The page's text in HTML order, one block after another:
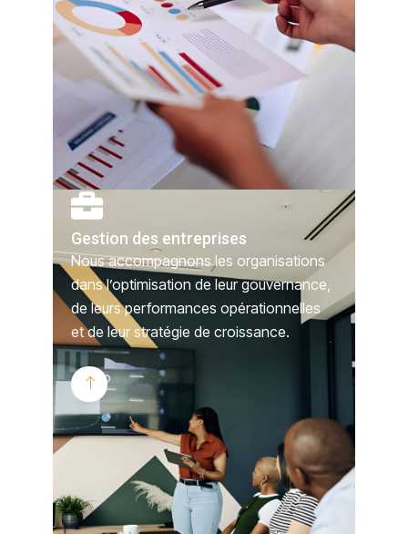
Gestion des entreprises
Nous accompagnons les organisations
dans l’optimisation de leur gouvernance,
de leurs performances opérationnelles
et de leur stratégie de croissance.